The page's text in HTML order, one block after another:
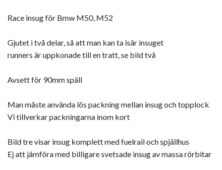
Race insug för Bmw M50, M52
Gjutet i två delar, så att man kan ta isär insuget
runners är uppkonade till en tratt, se bild två
Avsett för 90mm späll
Man måste använda lös packning mellan insug och topplock
Vi tillverkar packningarna inom kort
Bild tre visar insug komplett med fuelrail och spjällhus
Ej att jämföra med billigare svetsade insug av massa rörbitar